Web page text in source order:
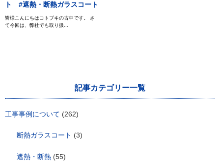
ト #遮熱・断熱ガラスコート
皆様こんにちはコトブキの古中です。 さ
て今回は、弊社でも取り扱...
記事カテゴリー一覧
工事事例について (262)
断熱ガラスコート (3)
遮熱・断熱 (55)